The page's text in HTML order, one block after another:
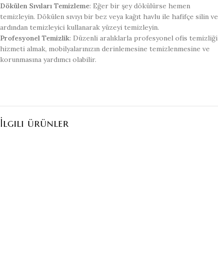
Dökülen Sıvıları Temizleme: Eğer bir şey dökülürse hemen
temizleyin. Dökülen sıvıyı bir bez veya kağıt havlu ile hafifçe silin ve
ardından temizleyici kullanarak yüzeyi temizleyin.
Profesyonel Temizlik: Düzenli aralıklarla profesyonel ofis temizliği
hizmeti almak, mobilyalarınızın derinlemesine temizlenmesine ve
korunmasına yardımcı olabilir.
İlgili ürünler